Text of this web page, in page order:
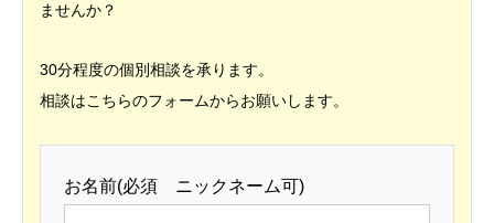
ませんか？
30分程度の個別相談を承ります。
相談はこちらのフォームからお願いします。
お名前(必須 ニックネーム可)